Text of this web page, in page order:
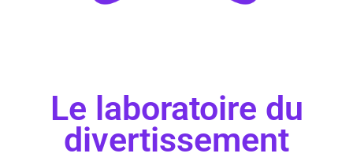
Le laboratoire du
divertissement